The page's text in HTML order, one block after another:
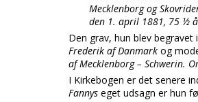
Mecklenborg og
den 1. april 1881, 75 ½
Den grav, hun blev
Frederik af Danmark og
af Mecklenborg – Schwerin.
I Kirkebogen er det senere
Fannys eget udsagn er hun